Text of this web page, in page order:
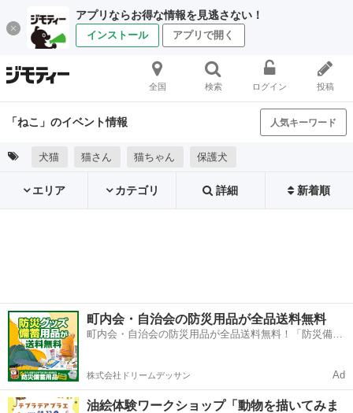
アプリならお得な情報を見逃さない！
インストール アプリで開く
全国 検索 ログイン 投稿
「ねこ」のイベント情報 人気キーワード
犬猫 猫さん 猫ちゃん 保護犬
エリア カテゴリ 詳細 新着順
町内会・自治会の防災用品が全品送料無料
町内会・自治会の防災用品が全品送料無料！「防災備蓄
株式会社ドリームデッサン Ad
油絵体験ワークショップ「動物を描いてみま